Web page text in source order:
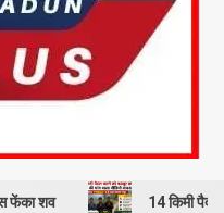
14 किमी पैदल चलने को